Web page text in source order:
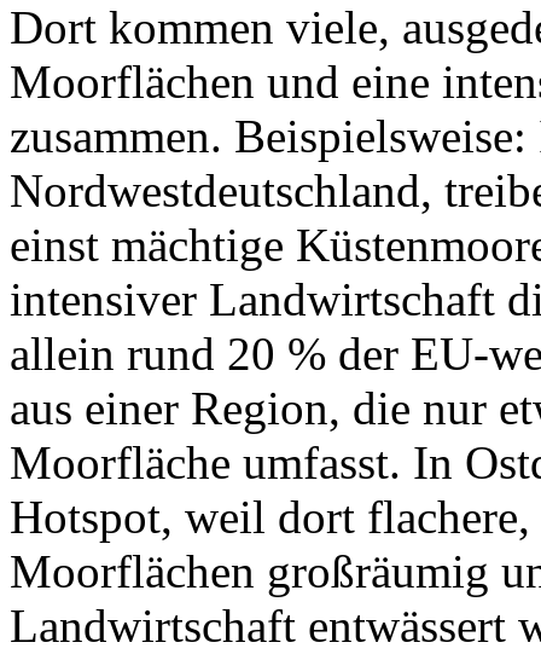
Dort kommen viele,
Moorflächen und eine
zusammen.
Nordwestdeutschland,
einst mächtige
intensiver Landwirtschaft
allein rund 20 % der EU-
aus einer Region, die nur
Moorfläche umfasst. In
Hotspot, weil dort flachere,
Moorflächen großräumig
Landwirtschaft entwässert